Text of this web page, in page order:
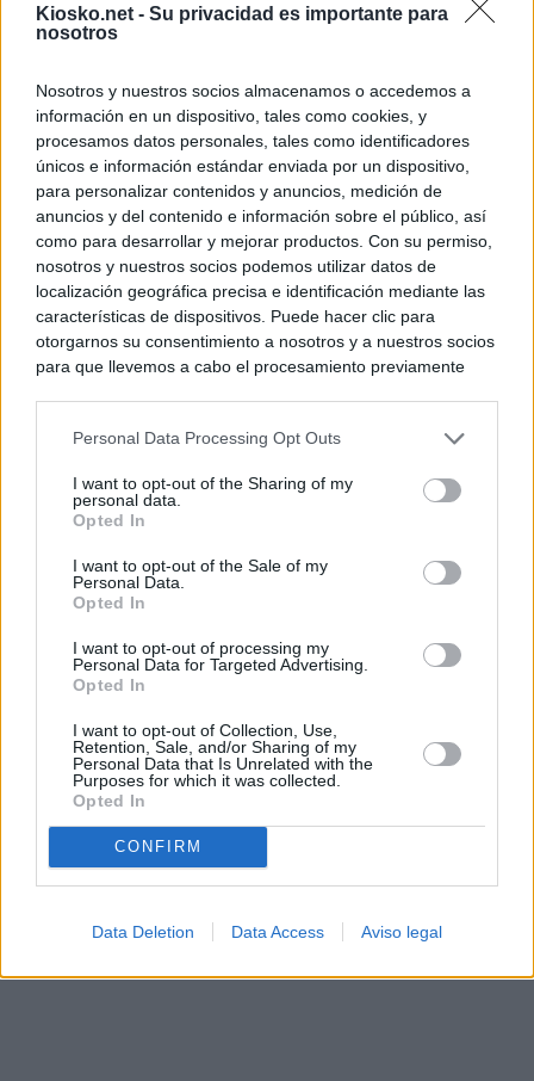
Kiosko.net - Su privacidad es importante para
nosotros
Nosotros y nuestros socios almacenamos o accedemos a
información en un dispositivo, tales como cookies, y
procesamos datos personales, tales como identificadores
únicos e información estándar enviada por un dispositivo,
para personalizar contenidos y anuncios, medición de
anuncios y del contenido e información sobre el público, así
como para desarrollar y mejorar productos. Con su permiso,
nosotros y nuestros socios podemos utilizar datos de
localización geográfica precisa e identificación mediante las
características de dispositivos. Puede hacer clic para
otorgarnos su consentimiento a nosotros y a nuestros socios
para que llevemos a cabo el procesamiento previamente
negar su consentimiento. Tenga en cuenta que algún
de su consentimiento, pero usted tiene el derecho de
rechazar tal procesamiento. Sus preferencias se aplicarán
cualquier momento entrando de nuevo en este sitio web o
visitando nuestra política de privacidad.
Personal Data Processing Opt Outs
I want to opt-out of the Sharing of my
personal data.
Opted In
I want to opt-out of the Sale of my
Personal Data.
Opted In
I want to opt-out of processing my
Personal Data for Targeted Advertising.
Opted In
I want to opt-out of Collection, Use,
Retention, Sale, and/or Sharing of my
Personal Data that Is Unrelated with the
Purposes for which it was collected.
Opted In
CONFIRM
Data Deletion Data Access Aviso legal